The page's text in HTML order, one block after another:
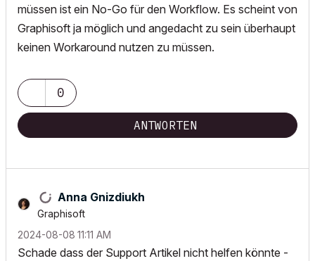
müssen ist ein No-Go für den Workflow. Es scheint von
Graphisoft ja möglich und angedacht zu sein überhaupt
keinen Workaround nutzen zu müssen.
0
ANTWORTEN
Anna Gnizdiukh
Graphisoft
‎2024-08-08 11:11 AM
Schade dass der Support Artikel nicht helfen könnte -